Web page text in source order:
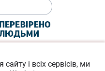
і всіх сервісів, ми